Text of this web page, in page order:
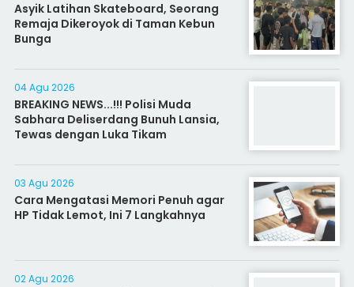
Asyik Latihan Skateboard, Seorang
Remaja Dikeroyok di Taman Kebun
Bunga
04 Agu 2026
BREAKING NEWS...!!! Polisi Muda
Sabhara Deliserdang Bunuh Lansia,
Tewas dengan Luka Tikam
03 Agu 2026
Cara Mengatasi Memori Penuh agar
HP Tidak Lemot, Ini 7 Langkahnya
02 Agu 2026